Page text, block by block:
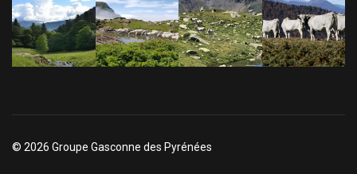
© 2026 Groupe Gasconne des Pyrénées